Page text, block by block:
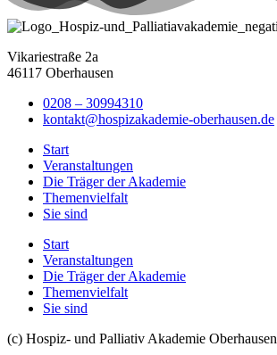
Vikariestraße 2a
46117 Oberhausen
0208 – 30994310
kontakt@hospizakademie-oberhausen.de
Start
Veranstaltungen
Die Träger der Akademie
Themenvielfalt
Sie sind
Start
Veranstaltungen
Die Träger der Akademie
Themenvielfalt
Sie sind
(c) Hospiz- und Palliativ Akademie Oberhausen